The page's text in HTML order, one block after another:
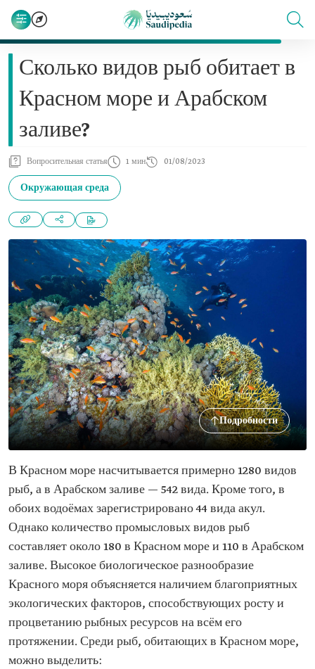
Сколько видов рыб обитает в
Красном море и Арабском
заливе?
Вопросительная статья 1 мин 01/08/2023
Окружающая среда
Подробности
В Красном море насчитывается примерно 1280 видов
рыб, а в Арабском заливе — 542 вида. Кроме того, в
обоих водоёмах зарегистрировано 44 вида акул.
Однако количество промысловых видов рыб
составляет около 180 в Красном море и 110 в Арабском
заливе. Высокое биологическое разнообразие
Красного моря объясняется наличием благоприятных
экологических факторов, способствующих росту и
процветанию рыбных ресурсов на всём его
протяжении. Среди рыб, обитающих в Красном море,
можно выделить: